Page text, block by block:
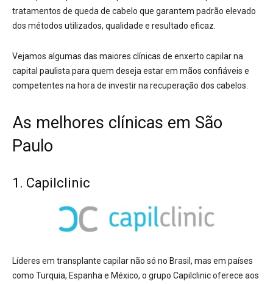
tratamentos de queda de cabelo que garantem padrão elevado
dos métodos utilizados, qualidade e resultado eficaz.
Vejamos algumas das maiores clínicas de enxerto capilar na
capital paulista para quem deseja estar em mãos confiáveis e
competentes na hora de investir na recuperação dos cabelos.
As melhores clínicas em São
Paulo
1. Capilclinic
Líderes em transplante capilar não só no Brasil, mas em países
como Turquia, Espanha e México, o grupo Capilclinic oferece aos